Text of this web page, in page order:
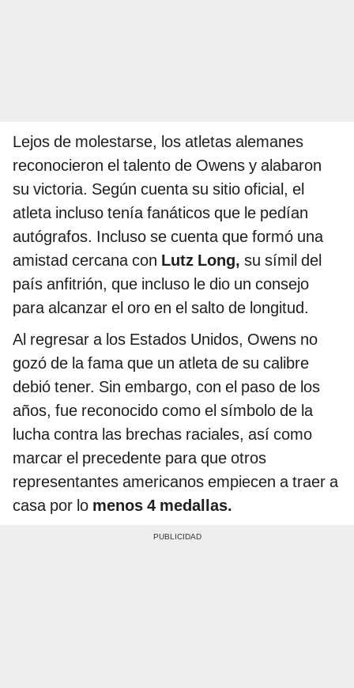
Lejos de molestarse, los atletas alemanes
reconocieron el talento de Owens y alabaron
su victoria. Según cuenta su sitio oficial, el
atleta incluso tenía fanáticos que le pedían
autógrafos. Incluso se cuenta que formó una
amistad cercana con Lutz Long, su símil del
país anfitrión, que incluso le dio un consejo
para alcanzar el oro en el salto de longitud.
Al regresar a los Estados Unidos, Owens no
gozó de la fama que un atleta de su calibre
debió tener. Sin embargo, con el paso de los
años, fue reconocido como el símbolo de la
lucha contra las brechas raciales, así como
marcar el precedente para que otros
representantes americanos empiecen a traer a
casa por lo menos 4 medallas.